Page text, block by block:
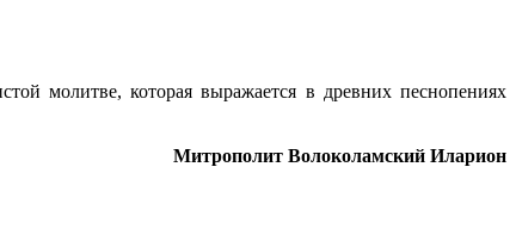
молитве, которая выражается в древних песнопениях
Митрополит Волоколамский Иларион